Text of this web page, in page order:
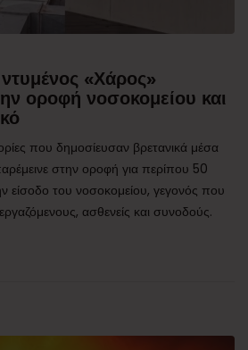
«Χάρος»
οροφή νοσοκομείου και
που δημοσίευσαν βρετανικά μέσα
στην οροφή για περίπου 50
είσοδο του νοσοκομείου, γεγονός που
ασθενείς και συνοδούς.